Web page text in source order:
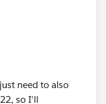
need to also
so I'll